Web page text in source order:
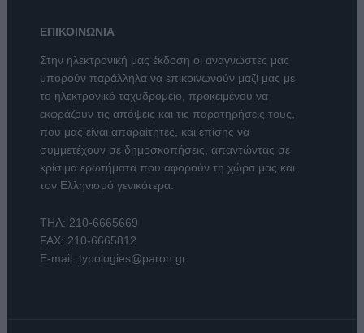
ΕΠΙΚΟΙΝΩΝΙΑ
Στην ηλεκτρονική μας έκδοση οι αναγνώστες μας
μπορούν παράλληλα να επικοινωνούν μαζί μας με
το ηλεκτρονικό ταχυδρομείο, προκειμένου να
εκφράζουν τις απόψεις και τις παρατηρήσεις τους,
που μας είναι απαραίτητες, και επίσης να
συμμετέχουν σε δημοσκοπήσεις, απαντώντας σε
κρίσιμα ερωτήματα που αφορούν τη χώρα μας και
τον Ελληνισμό γενικότερα.
ΤΗΛ: 210-6665669
FAX: 210-6665812
E-mail: typologies@paron.gr